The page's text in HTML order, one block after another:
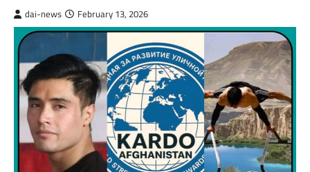
dai-news February 13, 2026